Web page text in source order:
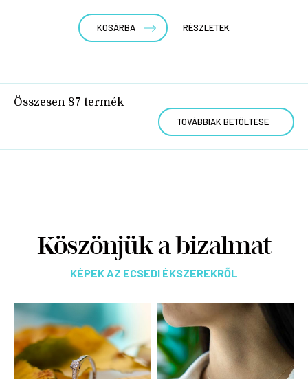
KOSÁRBA RÉSZLETEK
Összesen 87 termék
TOVÁBBIAK BETÖLTÉSE
Köszönjük a bizalmat
KÉPEK AZ ECSEDI ÉKSZEREKRŐL